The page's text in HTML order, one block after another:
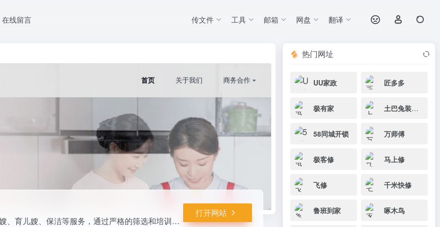
在线留言 传文件 工具 邮箱 网盘 翻译
全国领先的家庭服务平台，提供专业的保姆、月嫂、育儿嫂、保洁等服务，通过严格的筛选和培训，为用户提供便捷、安心的体验，让家更美好。
打开网站
热门网址
UU家政 匠多多
极有家 土巴兔装修网
58同城开锁 万师傅
极客修 马上修
飞修 千米快修
鲁班到家 啄木鸟